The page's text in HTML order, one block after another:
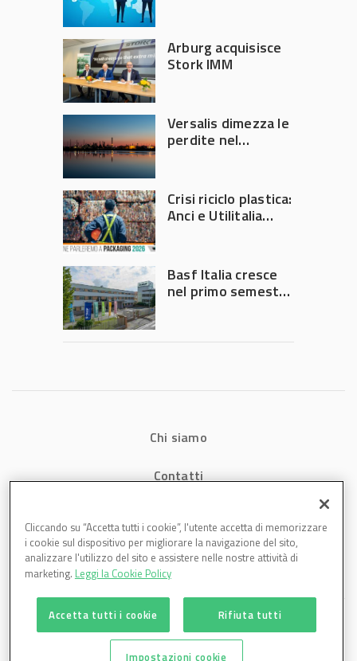
Arburg acquisisce
Stork IMM
Versalis dimezza le
perdite nel
Crisi riciclo plastica:
Anci e Utilitalia
Governo
Basf Italia cresce
nel primo semestre
Chi siamo
Contatti
Cookies
Cliccando su “Accetta tutti i cookie”, l'utente accetta di memorizzare
i cookie sul dispositivo per migliorare la navigazione del sito,
analizzare l'utilizzo del sito e assistere nelle nostre attività di
marketing. Leggi la Cookie Policy
Accetta tutti i cookie Rifiuta tutti
Impostazioni cookie